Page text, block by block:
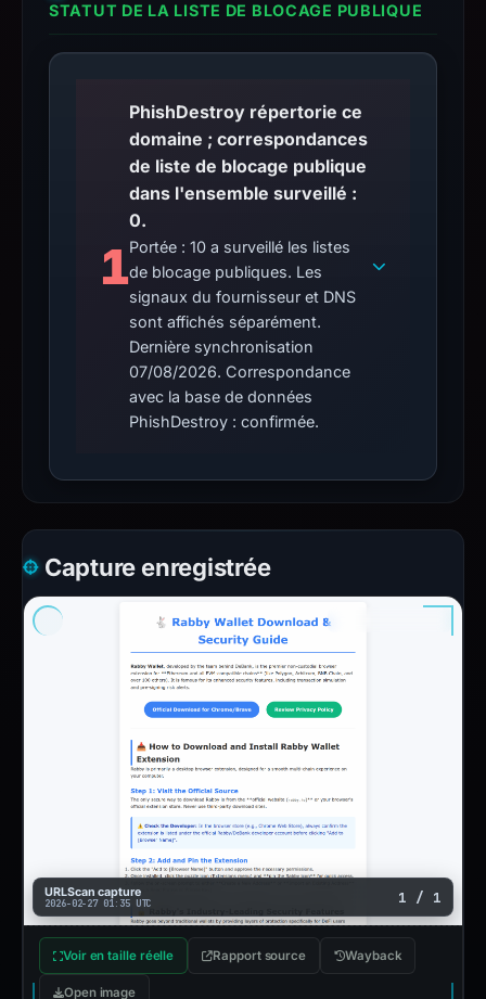
STATUT DE LA LISTE DE BLOCAGE PUBLIQUE
1
PhishDestroy répertorie ce
domaine ; correspondances
de liste de blocage publique
dans l'ensemble surveillé :
0.
Portée : 10 a surveillé les listes
de blocage publiques. Les
signaux du fournisseur et DNS
sont affichés séparément.
Dernière synchronisation
07/08/2026. Correspondance
avec la base de données
PhishDestroy : confirmée.
Capture enregistrée
URLScan capture
2026-02-27 01:35 UTC 1 / 1
Voir en taille réelle Rapport source Wayback
Open image